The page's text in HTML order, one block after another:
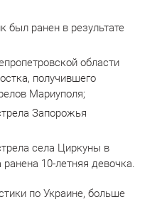
был ранен в результате
области
получившего
Мариуполя;
Запорожья
села Циркуны в
10-летняя девочка.
по Украине, больше